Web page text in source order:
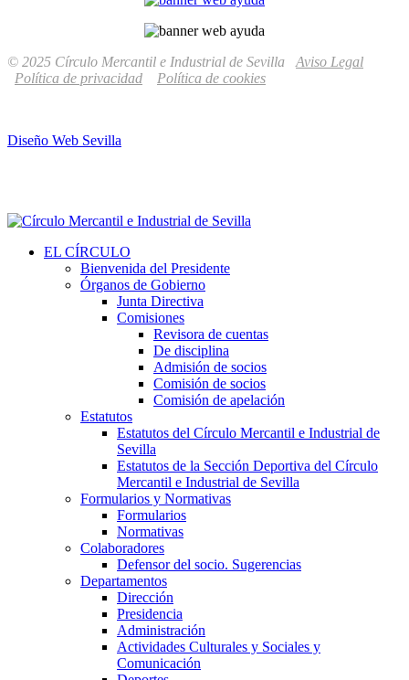
© 2025 Círculo Mercantil e Industrial de Sevilla Aviso Legal
Política de privacidad
Política de cookies
Diseño Web Sevilla
EL CÍRCULO
Bienvenida del Presidente
Órganos de Gobierno
Junta Directiva
Comisiones
Revisora de cuentas
De disciplina
Admisión de socios
Comisión de socios
Comisión de apelación
Estatutos
Estatutos del Círculo Mercantil e Industrial de
Sevilla
Estatutos de la Sección Deportiva del Círculo
Mercantil e Industrial de Sevilla
Formularios y Normativas
Formularios
Normativas
Colaboradores
Defensor del socio. Sugerencias
Departamentos
Dirección
Presidencia
Administración
Actividades Culturales y Sociales y
Comunicación